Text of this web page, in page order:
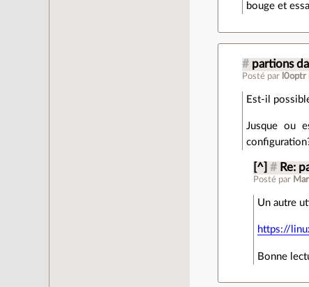
bouge et
# partions
Posté par l0optr
Est-il
Jusque ou
[^] # Re:
Posté par
Un autre
https://
Bonne